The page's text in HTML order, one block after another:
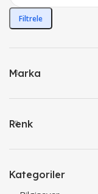
Filtrele
Marka
Renk
Kategoriler